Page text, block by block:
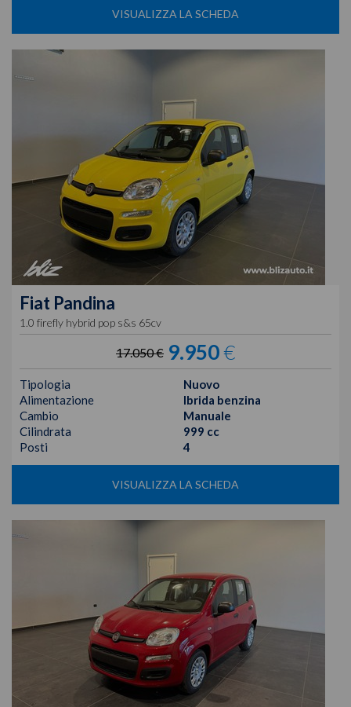
VISUALIZZA LA SCHEDA
Fiat Pandina
1.0 firefly hybrid pop s&s 65cv
17.050 € 9.950€
Tipologia
Nuovo
Alimentazione
Ibrida benzina
Cambio
Manuale
Cilindrata
999 cc
Posti
4
VISUALIZZA LA SCHEDA